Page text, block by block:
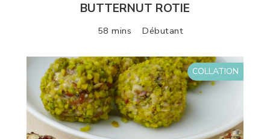
BUTTERNUT ROTIE
58 mins Débutant
COLLATION